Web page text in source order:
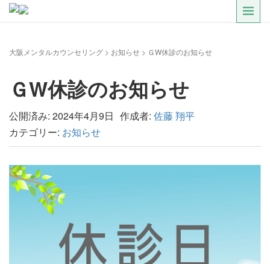
大阪メンタルカウンセリング > お知らせ > ＧW休診のお知らせ
ＧW休診のお知らせ
公開済み: 2024年4月9日 作成者: 佐藤 翔平
カテゴリー: お知らせ